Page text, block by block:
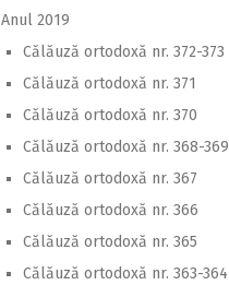
Anul 2019
Călăuză ortodoxă nr. 372-373
Călăuză ortodoxă nr. 371
Călăuză ortodoxă nr. 370
Călăuză ortodoxă nr. 368-369
Călăuză ortodoxă nr. 367
Călăuză ortodoxă nr. 366
Călăuză ortodoxă nr. 365
Călăuză ortodoxă nr. 363-364